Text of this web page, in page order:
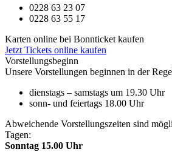
0228 63 23 07
0228 63 55 17
Karten online bei Bonnticket kaufen
Jetzt Tickets online kaufen
Vorstellungsbeginn
Unsere Vorstellungen beginnen in der
dienstags – samstags um 19.30 Uhr
sonn- und feiertags 18.00 Uhr
Abweichende Vorstellungszeiten sind
Tagen:
Sonntag 15.00 Uhr